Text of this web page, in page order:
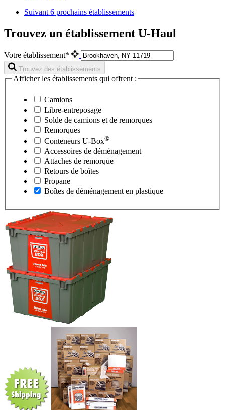
Suivant6 prochains établissements
Trouvez un établissement U-Haul
Votre établissement*
Trouvez des établissements
Afficher les établissements qui offrent :
Camions
Libre-entreposage
Solde de camions et de remorques
Remorques
Conteneurs U-Box®
Accessoires de déménagement
Attaches de remorque
Retours de boîtes
Propane
Boîtes de déménagement en plastique